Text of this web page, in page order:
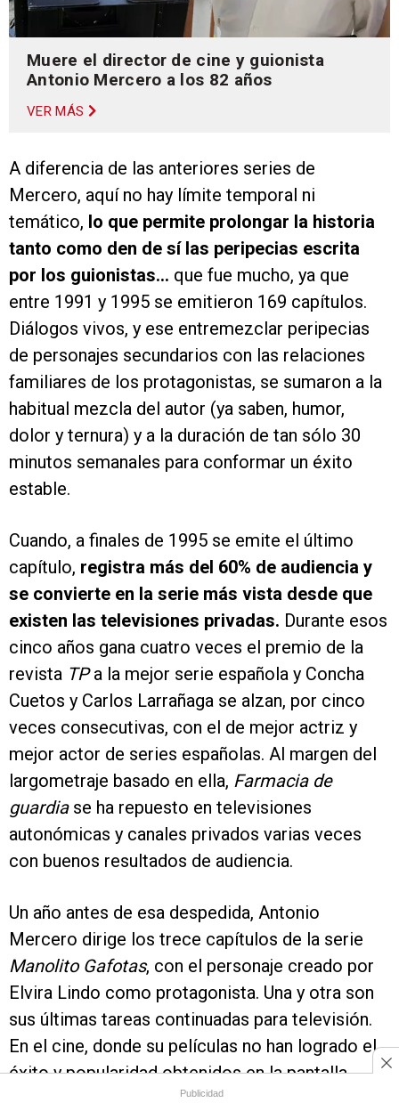
Muere el director de cine y guionista
Antonio Mercero a los 82 años
VER MÁS
A diferencia de las anteriores series de
Mercero, aquí no hay límite temporal ni
temático, lo que permite prolongar la historia
tanto como den de sí las peripecias escrita
por los guionistas… que fue mucho, ya que
entre 1991 y 1995 se emitieron 169 capítulos.
Diálogos vivos, y ese entremezclar peripecias
de personajes secundarios con las relaciones
familiares de los protagonistas, se sumaron a la
habitual mezcla del autor (ya saben, humor,
dolor y ternura) y a la duración de tan sólo 30
minutos semanales para conformar un éxito
estable.
Cuando, a finales de 1995 se emite el último
capítulo, registra más del 60% de audiencia y
se convierte en la serie más vista desde que
existen las televisiones privadas. Durante esos
cinco años gana cuatro veces el premio de la
revista TPa la mejor serie española y Concha
Cuetos y Carlos Larrañaga se alzan, por cinco
veces consecutivas, con el de mejor actriz y
mejor actor de series españolas. Al margen del
largometraje basado en ella, Farmacia de
guardiase ha repuesto en televisiones
autonómicas y canales privados varias veces
con buenos resultados de audiencia.
Un año antes de esa despedida, Antonio
Mercero dirige los trece capítulos de la serie
Manolito Gafotas, con el personaje creado por
Elvira Lindo como protagonista. Una y otra son
sus últimas tareas continuadas para televisión.
En el cine, donde su películas no han logrado el
éxito y popularidad obtenidos en la pantalla
Publicidad